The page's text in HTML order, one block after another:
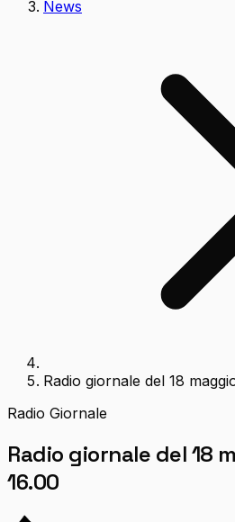
News
Radio giornale del 18
Radio Giornale
Radio giornale del 18
16.00